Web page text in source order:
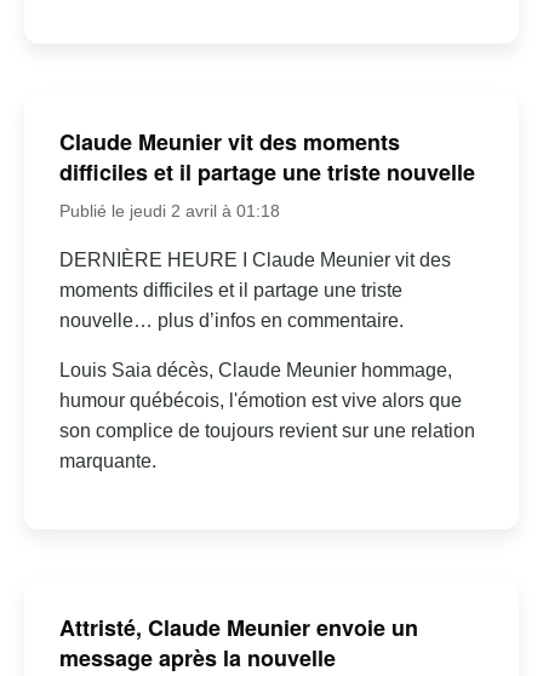
Claude Meunier vit des moments
difficiles et il partage une triste nouvelle
Publié le jeudi 2 avril à 01:18
DERNIÈRE HEURE I Claude Meunier vit des
moments difficiles et il partage une triste
nouvelle… plus d’infos en commentaire.
Louis Saia décès, Claude Meunier hommage,
humour québécois, l'émotion est vive alors que
son complice de toujours revient sur une relation
marquante.
Attristé, Claude Meunier envoie un
message après la nouvelle